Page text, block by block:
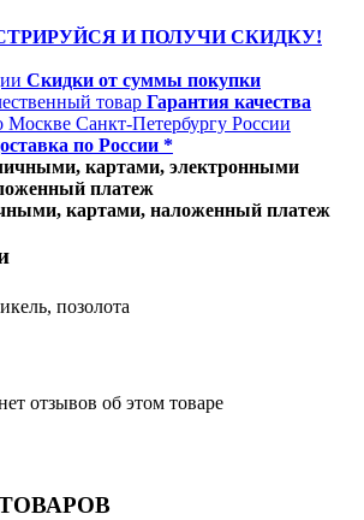
И ПОЛУЧИ СКИДКУ!
Скидки от суммы покупки
Гарантия качества
по России *
картами, наложенный платеж
позолота
отзывов об этом товаре